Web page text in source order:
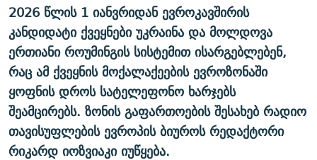
ᲐᲒᲕᲘᲡᲢᲝᲡ ᲝᲛᲘ
ПРИВЕТ ᲙᲣᲚᲢᲣᲠᲐ
2026 წლის 1 იანვრიდან ევროკავშირის
კანდიდატი ქვეყნები უკრაინა და მოლდოვა
ერთიანი როუმინგის სისტემით ისარგებლებენ,
რაც ამ ქვეყნის მოქალაქეების ევროზონაში
ყოფნის დროს სატელეფონო ხარჯებს
შეამცირებს. ზონის გაფართოების შესახებ რადიო
თავისუფლების ევროპის ბიუროს რედაქტორი
რიკარდ იოზვიაკი იუწყება.